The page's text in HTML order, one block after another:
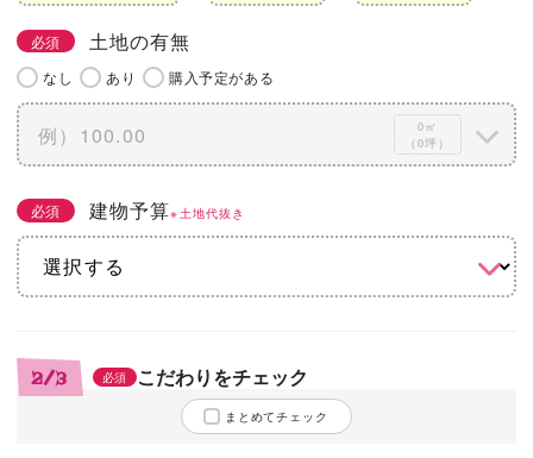
必須 土地の有無
なし あり 購入予定がある
0㎡
（0坪）
必須 建物予算※土地代抜き
2/3 必須 こだわりをチェック
まとめてチェック